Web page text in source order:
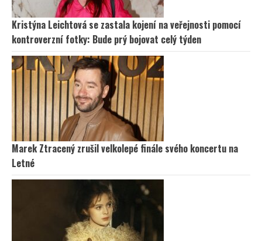
Kristýna Leichtová se zastala kojení na veřejnosti pomocí
kontroverzní fotky: Bude prý bojovat celý týden
Marek Ztracený zrušil velkolepé finále svého koncertu na
Letné